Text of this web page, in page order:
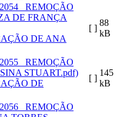
DE ANA
[ ]
88
kB
DE
[ ]
145
kB